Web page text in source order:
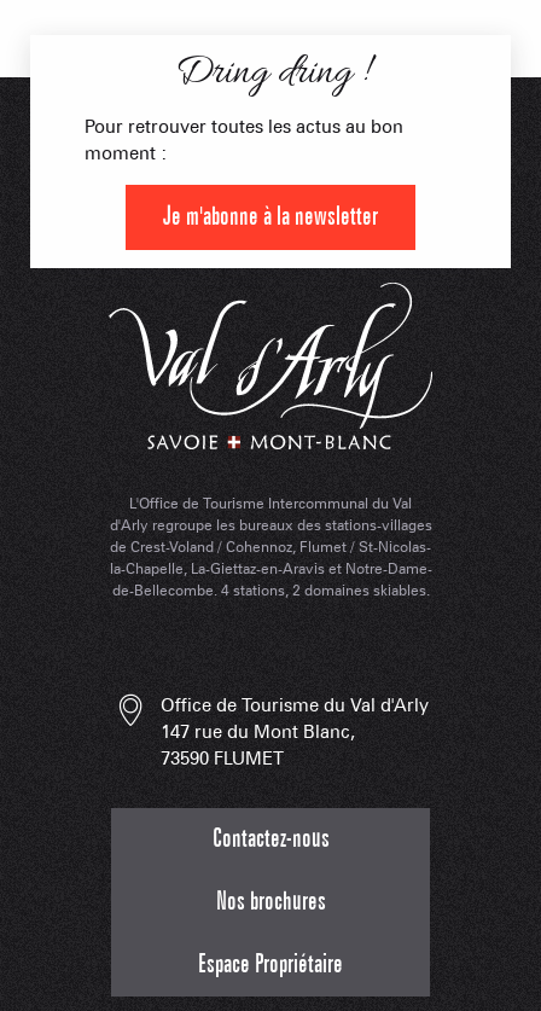
L'Office de Tourisme Intercommunal du Val
d'Arly regroupe les bureaux des stations-villages
de Crest-Voland / Cohennoz, Flumet / St-Nicolas-
la-Chapelle, La-Giettaz-en-Aravis et Notre-Dame-
de-Bellecombe. 4 stations, 2 domaines skiables.
Dring dring !
Pour retrouver toutes les actus au bon
moment :
Je m'abonne à la newsletter
Office de Tourisme du Val d'Arly
147 rue du Mont Blanc,
73590 FLUMET
Contactez-nous
Nos brochures
Espace Propriétaire